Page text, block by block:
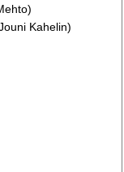
Kahelin)